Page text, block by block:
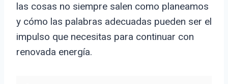
las cosas no siempre salen como planeamos
y cómo las palabras adecuadas pueden ser el
impulso que necesitas para continuar con
renovada energía.